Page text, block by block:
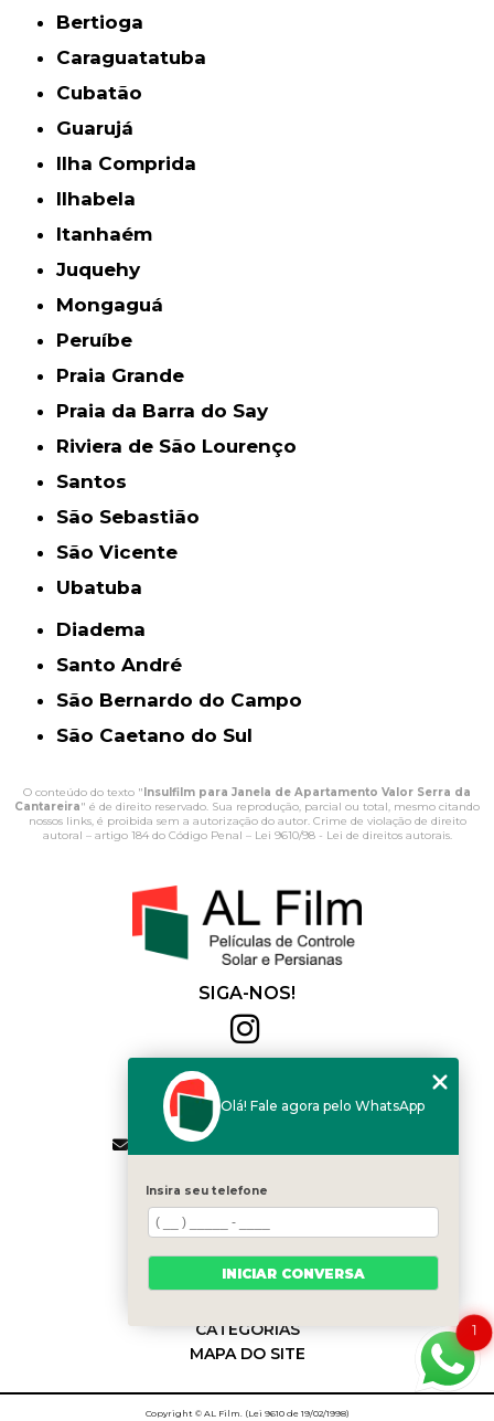
Bertioga
Caraguatatuba
Cubatão
Guarujá
Ilha Comprida
Ilhabela
Itanhaém
Juquehy
Mongaguá
Peruíbe
Praia Grande
Praia da Barra do Say
Riviera de São Lourenço
Santos
São Sebastião
São Vicente
Ubatuba
Diadema
Santo André
São Bernardo do Campo
São Caetano do Sul
O conteúdo do texto "Insulfilm para Janela de Apartamento Valor Serra da
Cantareira" é de direito reservado. Sua reprodução, parcial ou total, mesmo citando
nossos links, é proibida sem a autorização do autor. Crime de violação de direito
autoral – artigo 184 do Código Penal – Lei 9610/98 - Lei de direitos autorais.
SIGA-NOS!
(11) 2564-4684
(11) 94168-2041
contato.vendas@alfilm.com.br
MENU
HOME
QUEM SOMOS
SERVIÇOS
BLOG
CATEGORIAS
MAPA DO SITE
Copyright © AL Film. (Lei 9610 de 19/02/1998)
1
Olá! Fale agora pelo WhatsApp
Insira seu telefone
INICIAR CONVERSA